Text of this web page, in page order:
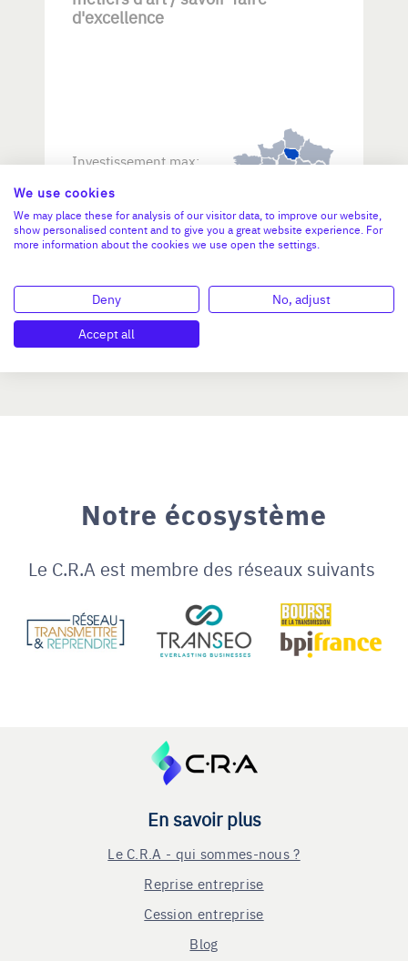
d'excellence
Investissement max:
N°47264
Notre écosystème
Le C.R.A est membre des réseaux suivants
En savoir plus
Le C.R.A - qui sommes-nous ?
Reprise entreprise
Cession entreprise
Blog
We use cookies
We may place these for analysis of our visitor data, to improve our website,
show personalised content and to give you a great website experience. For
more information about the cookies we use open the settings.
Deny
No, adjust
Accept all